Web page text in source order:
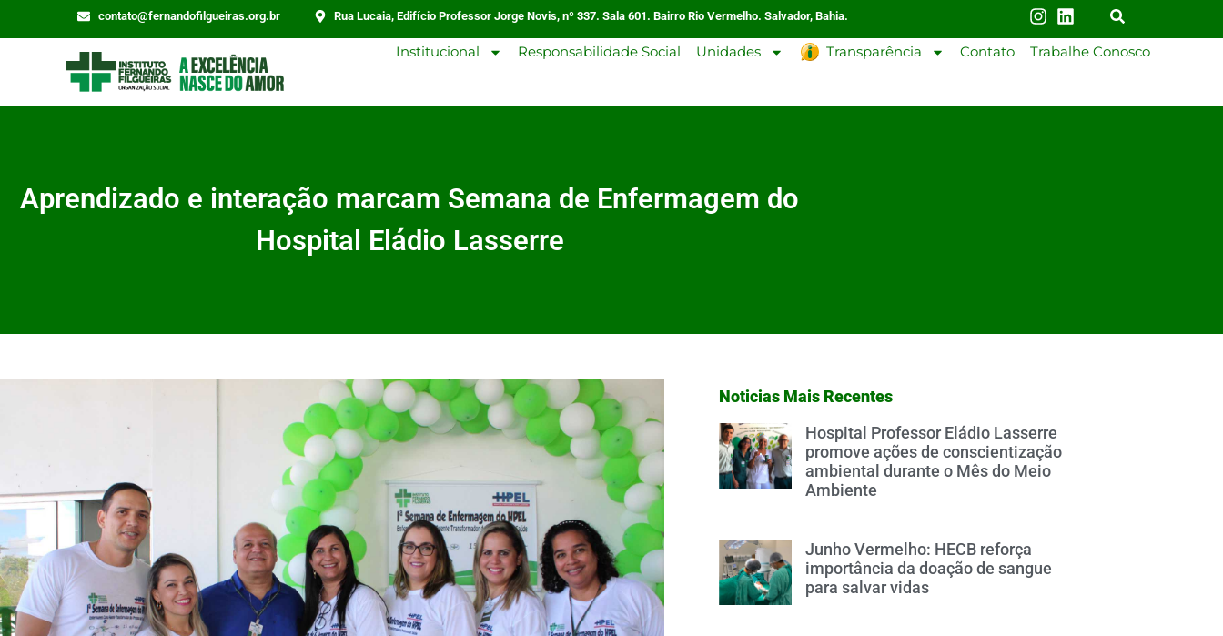
contato@fernandofilgueiras.org.br Rua Lucaia, Edifício Professor Jorge Novis, nº 337. Sala 601. Bairro Rio Vermelho. Salvador, Bahia.
Institucional Responsabilidade Social Unidades Transparência Contato Trabalhe Conosco
Aprendizado e interação marcam Semana de Enfermagem do
Hospital Eládio Lasserre
Noticias Mais Recentes
Hospital Professor Eládio Lasserre
promove ações de conscientização
ambiental durante o Mês do Meio
Ambiente
Junho Vermelho: HECB reforça
importância da doação de sangue
para salvar vidas